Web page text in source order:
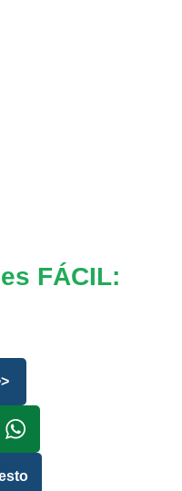
FÁCIL: